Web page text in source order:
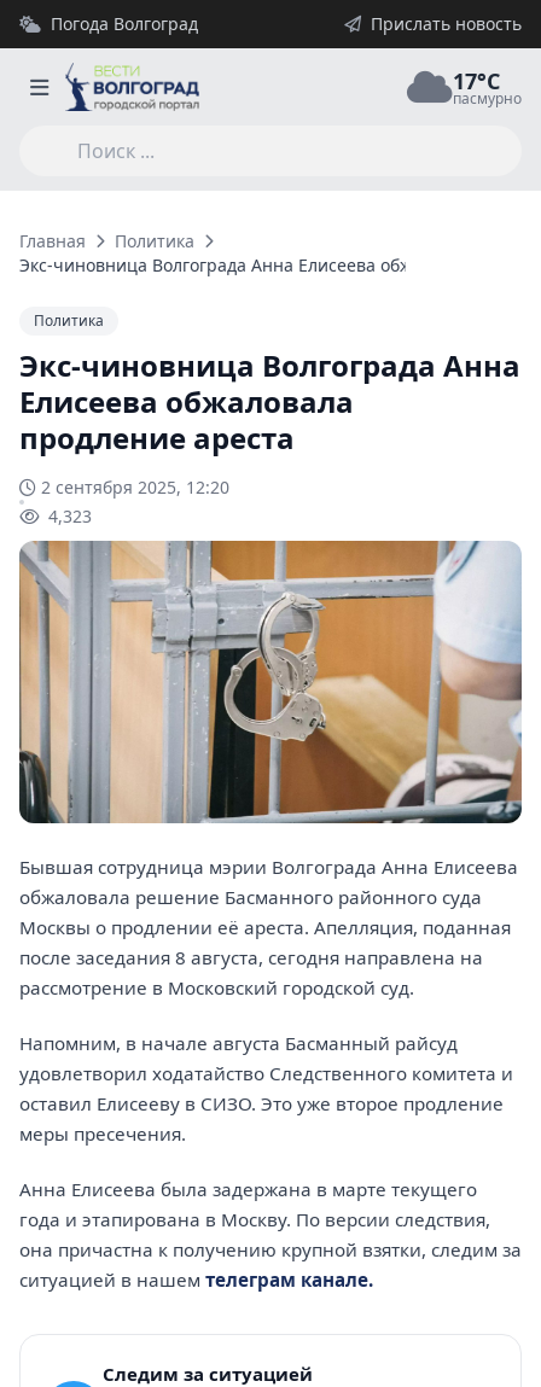
Погода Волгоград Прислать новость
17°C
пасмурно
Главная
Политика
Экс-чиновница Волгограда Анна Елисеева обжаловала
Политика
Экс-чиновница Волгограда Анна
Елисеева обжаловала
продление ареста
2 сентября 2025, 12:20
4,323
Бывшая сотрудница мэрии Волгограда Анна Елисеева
обжаловала решение Басманного районного суда
Москвы о продлении её ареста. Апелляция, поданная
после заседания 8 августа, сегодня направлена на
рассмотрение в Московский городской суд.
Напомним, в начале августа Басманный райсуд
удовлетворил ходатайство Следственного комитета и
оставил Елисееву в СИЗО. Это уже второе продление
меры пресечения.
Анна Елисеева была задержана в марте текущего
года и этапирована в Москву. По версии следствия,
она причастна к получению крупной взятки, следим за
ситуацией в нашем телеграм канале.
Следим за ситуацией